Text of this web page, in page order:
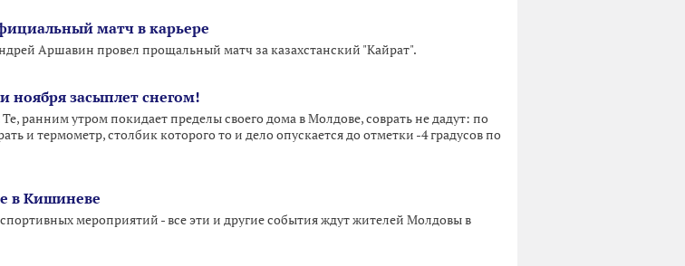
матч в карьере
Аршавин провел прощальный матч за казахстанский "Кайрат".
ноября засыплет снегом!
ранним утром покидает пределы своего дома в Молдове, соврать не дадут: по
и термометр, столбик которого то и дело опускается до отметки -4 градусов по
в Кишиневе
мероприятий - все эти и другие события ждут жителей Молдовы в